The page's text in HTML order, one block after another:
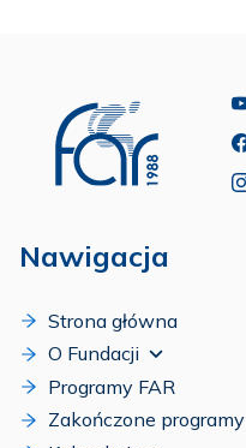
Nawigacja
Strona główna
O Fundacji
Programy FAR
Zakończone programy